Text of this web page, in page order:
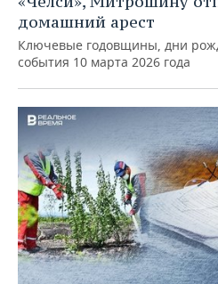
домашний арест
Ключевые годовщины, дни
события 10 марта 2026 года